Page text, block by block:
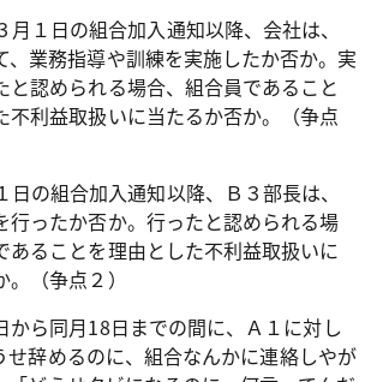
１日の組合加入通知以降、会社は、
、業務指導や訓練を実施したか否か。実
と認められる場合、組合員であること
不利益取扱いに当たるか否か。（争点
の組合加入通知以降、Ｂ３部長は、
行ったか否か。行ったと認められる場
あることを理由とした不利益取扱いに
（争点２）
ら同月18日までの間に、Ａ１に対し
せ辞めるのに、組合なんかに連絡しやが